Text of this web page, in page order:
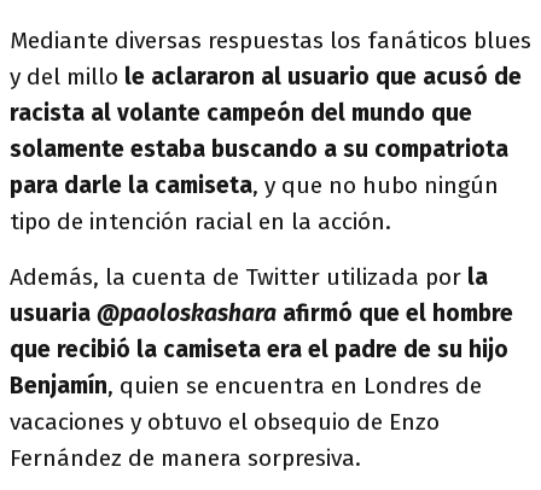
Mediante diversas respuestas los fanáticos blues
y del millo le aclararon al usuario que acusó de
racista al volante campeón del mundo que
solamente estaba buscando a su compatriota
para darle la camiseta, y que no hubo ningún
tipo de intención racial en la acción.
Además, la cuenta de Twitter utilizada por la
usuaria @paoloskashara afirmó que el hombre
que recibió la camiseta era el padre de su hijo
Benjamín, quien se encuentra en Londres de
vacaciones y obtuvo el obsequio de Enzo
Fernández de manera sorpresiva.